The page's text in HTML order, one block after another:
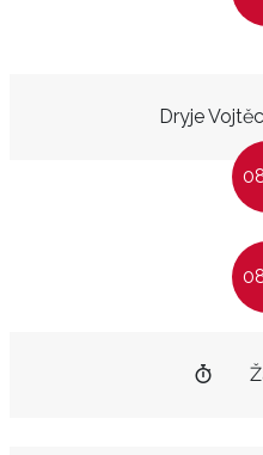
Dryje